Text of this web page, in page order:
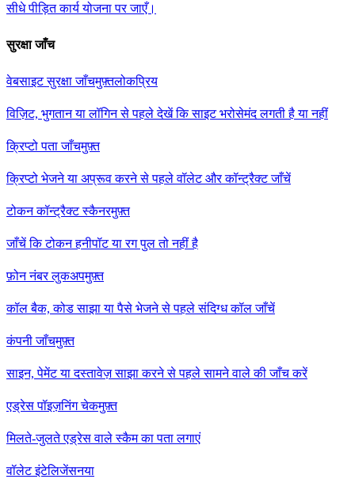
सीधे पीड़ित कार्य योजना पर जाएँ।
सुरक्षा जाँच
वेबसाइट सुरक्षा जाँचमुफ़्तलोकप्रिय
विज़िट, भुगतान या लॉगिन से पहले देखें कि साइट भरोसेमंद लगती है या नहीं
क्रिप्टो पता जाँचमुफ़्त
क्रिप्टो भेजने या अप्रूव करने से पहले वॉलेट और कॉन्ट्रैक्ट जाँचें
टोकन कॉन्ट्रैक्ट स्कैनरमुफ़्त
जाँचें कि टोकन हनीपॉट या रग पुल तो नहीं है
फ़ोन नंबर लुकअपमुफ़्त
कॉल बैक, कोड साझा या पैसे भेजने से पहले संदिग्ध कॉल जाँचें
कंपनी जाँचमुफ़्त
साइन, पेमेंट या दस्तावेज़ साझा करने से पहले सामने वाले की जाँच करें
एड्रेस पॉइज़निंग चेकमुफ़्त
मिलते-जुलते एड्रेस वाले स्कैम का पता लगाएं
वॉलेट इंटेलिजेंसनया